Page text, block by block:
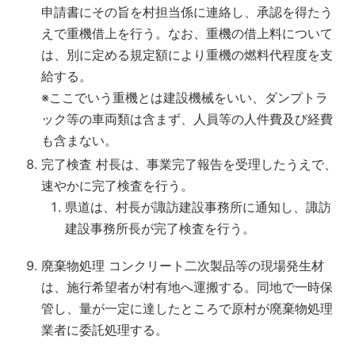
申請書にその旨を村担当係に連絡し、承認を得たう
えで重機借上を行う。なお、重機の借上料について
は、別に定める規定額により重機の燃料代程度を支
給する。
※ここでいう重機とは建設機械をいい、ダンプトラ
ック等の車両類は含まず、人員等の人件費及び経費
も含まない。
完了検査 村長は、事業完了報告を受理したうえで、
速やかに完了検査を行う。
県道は、村長が諏訪建設事務所に通知し、諏訪
建設事務所長が完了検査を行う。
廃棄物処理 コンクリート二次製品等の現場発生材
は、施行希望者が村有地へ運搬する。同地で一時保
管し、量が一定に達したところで原村が廃棄物処理
業者に委託処理する。